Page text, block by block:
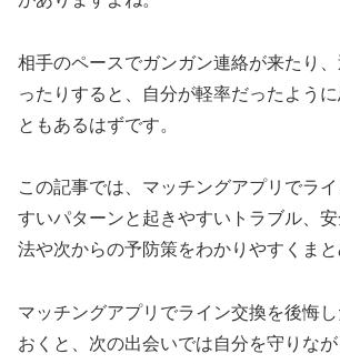
相手のペースでガンガン連絡が来たり
ったりすると、自分が軽率だったよう
ともあるはずです。
この記事では、マッチングアプリでラ
すいパターンと起きやすいトラブル、
法や次からの予防策をわかりやすくまと
マッチングアプリでライン交換を後悔
おくと、次の出会いでは自分を守りな